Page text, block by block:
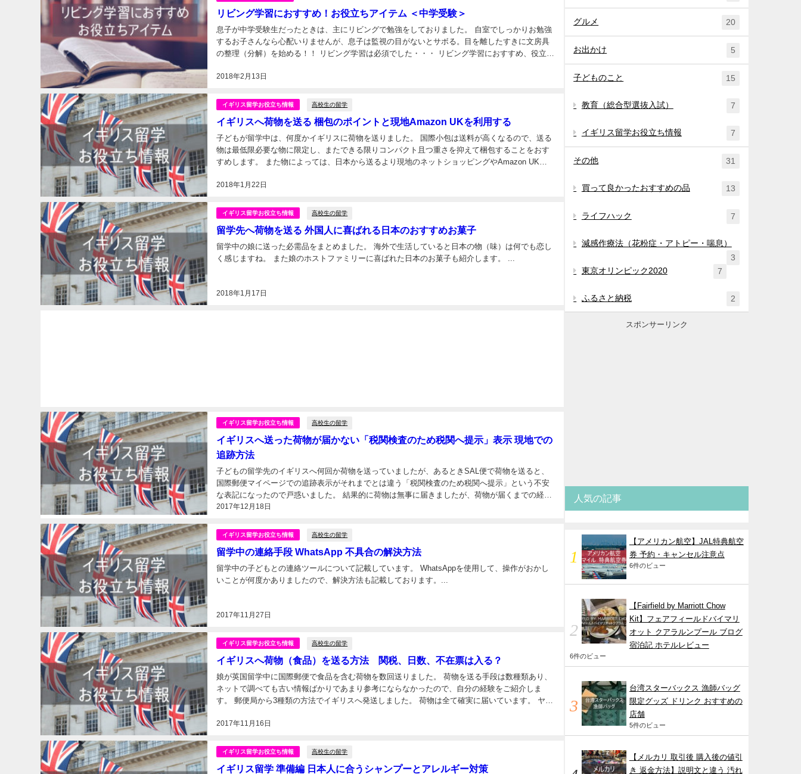
リビング学習におすすめ！お役立ちアイテム ＜中学受験＞
2018年2月13日
息子が中学受験生だったときは、主にリビングで勉強をしておりました。 自室でしっかりお勉強
するお子さんなら心配いりませんが、息子は監視の目がないとサボる。目を離したすきに文房具
の整理（分解）を始める！！ リビング学習は必須でした・・・ リビング学習におすすめ、役立つ
イギリス留学お役立ち情報 高校生の留学
イギリスへ荷物を送る 梱包のポイントと現地Amazon UKを利用する
2018年1月22日
子どもが留学中は、何度かイギリスに荷物を送りました。 国際小包は送料が高くなるので、送る
物は最低限必要な物に限定し、またできる限りコンパクト且つ重さを抑えて梱包することをおす
すめします。 また物によっては、日本から送るより現地のネットショッピングやAmazon UKを
イギリス留学お役立ち情報 高校生の留学
留学先へ荷物を送る 外国人に喜ばれる日本のおすすめお菓子
2018年1月17日
留学中の娘に送った必需品をまとめました。 海外で生活していると日本の物（味）は何でも恋し
く感じますね。 また娘のホストファミリーに喜ばれた日本のお菓子も紹介します。 ...
イギリス留学お役立ち情報 高校生の留学
イギリスへ送った荷物が届かない「税関検査のため税関へ提示」表示 現地での
追跡方法
2017年12月18日
子どもの留学先のイギリスへ何回か荷物を送っていましたが、あるときSAL便で荷物を送ると、
国際郵便マイページでの追跡表示がそれまでとは違う「税関検査のため税関へ提示」という不安
な表記になったので戸惑いました。 結果的に荷物は無事に届きましたが、荷物が届くまでの経緯
や現地イギリスでの荷物の追跡方法について記載します。 ...
イギリス留学お役立ち情報 高校生の留学
留学中の連絡手段 WhatsApp 不具合の解決方法
2017年11月27日
留学中の子どもとの連絡ツールについて記載しています。 WhatsAppを使用して、操作がおかし
いことが何度かありましたので、解決方法も記載しております。...
イギリス留学お役立ち情報 高校生の留学
イギリスへ荷物（食品）を送る方法 関税、日数、不在票は入る？
2017年11月16日
娘が英国留学中に国際郵便で食品を含む荷物を数回送りました。 荷物を送る手段は数種類あり、
ネットで調べても古い情報ばかりであまり参考にならなかったので、自分の経験をご紹介しま
す。 郵便局から3種類の方法でイギリスへ発送しました。 荷物は全て確実に届いています。 ヤマ
イギリス留学お役立ち情報 高校生の留学
イギリス留学 準備編 日本人に合うシャンプーとアレルギー対策
グルメ 20
お出かけ 5
子どものこと 15
教育（総合型選抜入試） 7
イギリス留学お役立ち情報 7
その他 31
買って良かったおすすめの品 13
ライフハック 7
減感作療法（花粉症・アトピー・喘息）
3
東京オリンピック2020
7
ふるさと納税 2
スポンサーリンク
人気の記事
【アメリカン航空】JAL特典航空
券 予約・キャンセル注意点
6件のビュー
【Fairfield by Marriott Chow
Kit】フェアフィールドバイマリ
オット クアラルンプール ブログ
宿泊記 ホテルレビュー
6件のビュー
台湾スターバックス 漁師バッグ
限定グッズ ドリンク おすすめの
店舗
5件のビュー
【メルカリ 取引後 購入後の値引
き 返金方法】説明文と違う 汚れ